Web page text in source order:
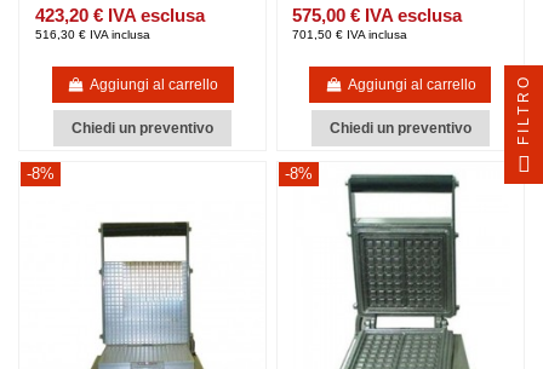
423,20 € IVA esclusa
516,30 € IVA inclusa
Aggiungi al carrello
Chiedi un preventivo
575,00 € IVA esclusa
701,50 € IVA inclusa
Aggiungi al carrello
Chiedi un preventivo
-8% -8%
FILTRO